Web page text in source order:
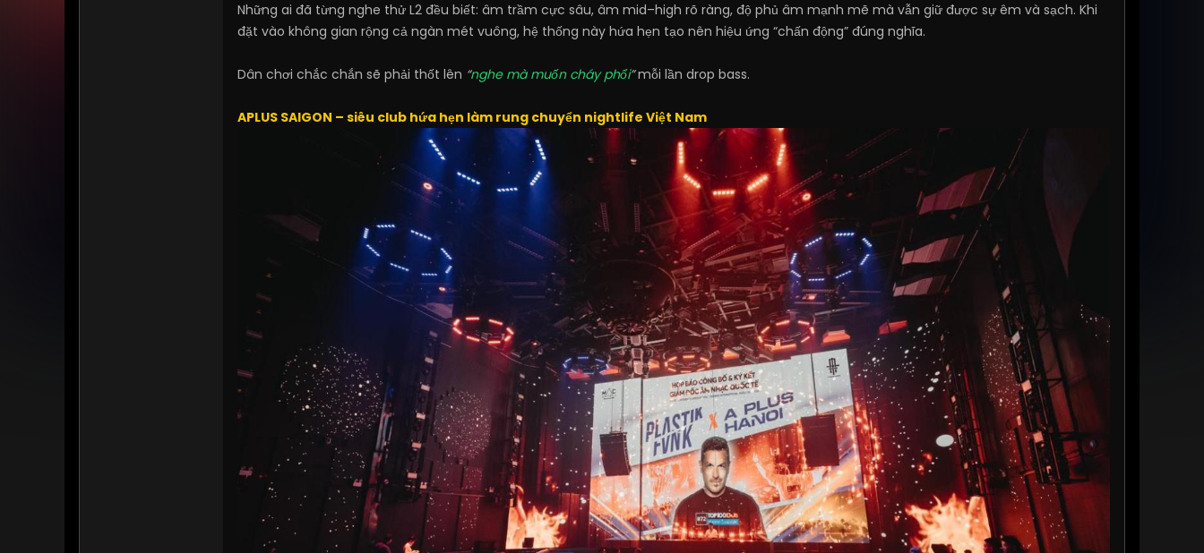
Những ai đã từng nghe thử L2 đều biết: âm trầm cực sâu, âm mid–high rõ ràng, độ phủ âm mạnh mẽ mà vẫn giữ được sự êm và sạch. Khi
đặt vào không gian rộng cả ngàn mét vuông, hệ thống này hứa hẹn tạo nên hiệu ứng “chấn động” đúng nghĩa.
Dân chơi chắc chắn sẽ phải thốt lên “nghe mà muốn cháy phổi”mỗi lần drop bass.
APLUS SAIGON – siêu club hứa hẹn làm rung chuyển nightlife Việt Nam